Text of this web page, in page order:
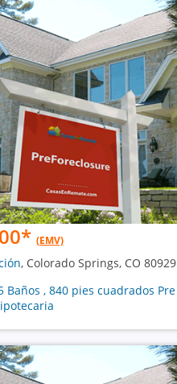
* (EMV)
, Colorado Springs, CO 80929
Baños , 840 pies cuadrados Pre